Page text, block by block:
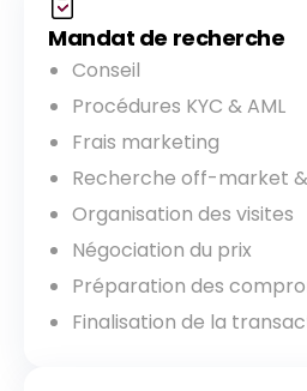
Mandat de recherche
Conseil
Procédures KYC & AML
Frais marketing
Recherche off-market
Organisation des visites
Négociation du prix
Préparation des
Finalisation de la